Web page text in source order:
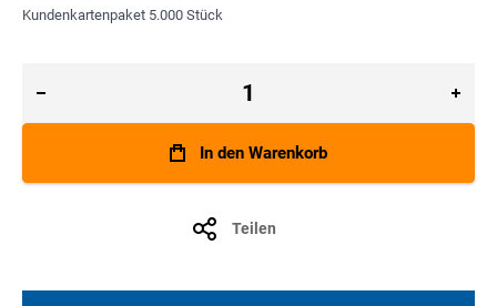
Kundenkartenpaket 5.000 Stück
In den Warenkorb
Teilen